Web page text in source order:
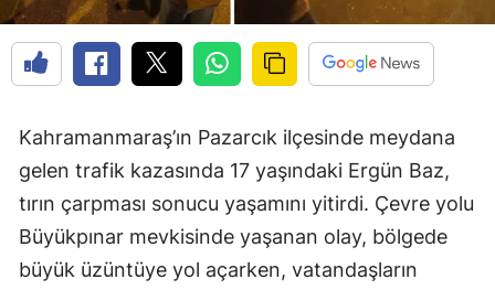
Kahramanmaraş’ın Pazarcık ilçesinde meydana
gelen trafik kazasında 17 yaşındaki Ergün Baz,
tırın çarpması sonucu yaşamını yitirdi. Çevre yolu
Büyükpınar mevkisinde yaşanan olay, bölgede
büyük üzüntüye yol açarken, vatandaşların